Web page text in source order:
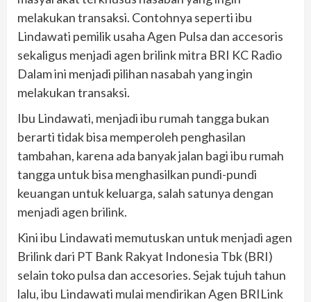
melakukan transaksi. Contohnya seperti ibu
Lindawati pemilik usaha Agen Pulsa dan accesoris
sekaligus menjadi agen brilink mitra BRI KC Radio
Dalam ini menjadi pilihan nasabah yang ingin
melakukan transaksi.
Ibu Lindawati, menjadi ibu rumah tangga bukan
berarti tidak bisa memperoleh penghasilan
tambahan, karena ada banyak jalan bagi ibu rumah
tangga untuk bisa menghasilkan pundi-pundi
keuangan untuk keluarga, salah satunya dengan
menjadi agen brilink.
Kini ibu Lindawati memutuskan untuk menjadi agen
Brilink dari PT Bank Rakyat Indonesia Tbk (BRI)
selain toko pulsa dan accesories. Sejak tujuh tahun
lalu, ibu Lindawati mulai mendirikan Agen BRILink